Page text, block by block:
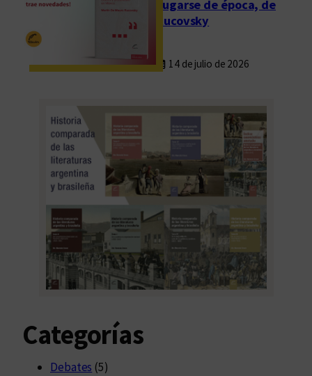
Fugarse de época, de
Rucovsky
14 de julio de 2026
Categorías
Debates (5)